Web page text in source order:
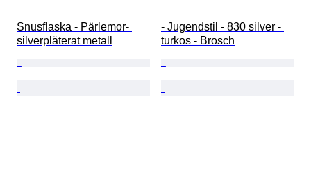
Snusflaska - Pärlemor-
silverpläterat metall
- Jugendstil - 830 silver -
turkos - Brosch